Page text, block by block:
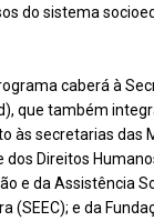
do sistema
caberá à
que também
às secretarias das
dos Direitos
e da Assistência
(SEEC); e da